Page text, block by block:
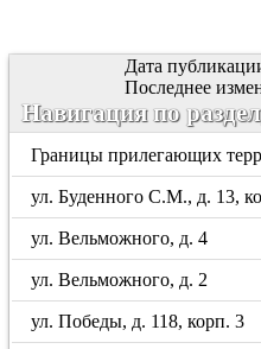
Дата
Последнее
Навигация по
Границы прилегающих
ул. Буденного С.М., д. 13,
ул. Вельможного, д. 4
ул. Вельможного, д. 2
ул. Победы, д. 118, корп. 3